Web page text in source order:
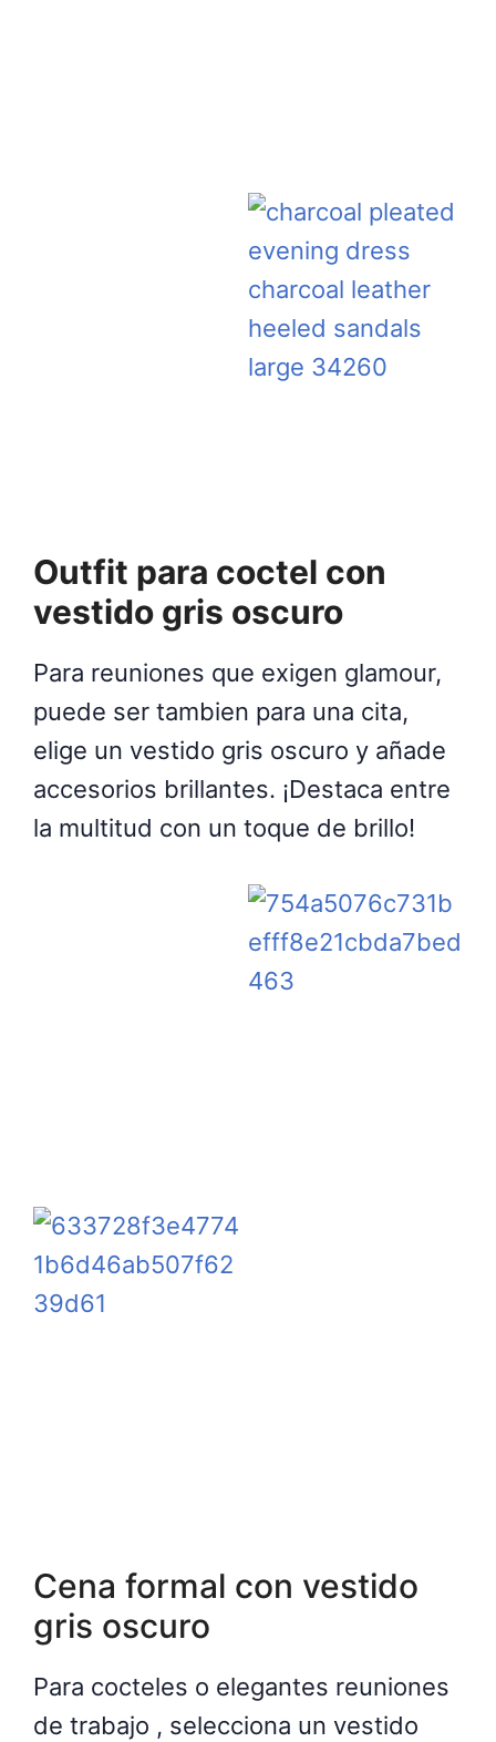
Outfit para coctel con
vestido gris oscuro
Para reuniones que exigen glamour,
puede ser tambien para una cita,
elige un vestido gris oscuro y añade
accesorios brillantes. ¡Destaca entre
la multitud con un toque de brillo!
Cena formal con vestido
gris oscuro
Para cocteles o elegantes reuniones
de trabajo , selecciona un vestido